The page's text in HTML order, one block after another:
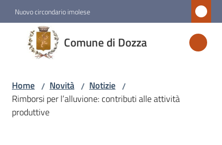
Vai al contenuto
Vai alla navigazione
Vai al footer
Nuovo circondario imolese
Comune di Dozza
Comune
di
Dozza
Amministrazione
Home / Novità / Notizie /
Rimborsi per l’alluvione: contributi alle attività
produttive